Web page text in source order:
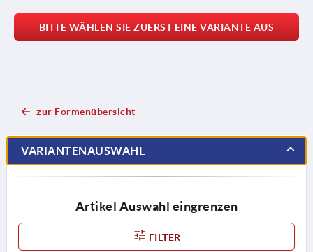
BITTE WÄHLEN SIE ZUERST EINE VARIANTE AUS
zur Formenübersicht
VARIANTENAUSWAHL
Artikel Auswahl eingrenzen
FILTER